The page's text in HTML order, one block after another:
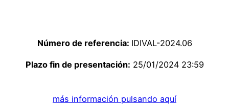
Número de referencia: IDIVAL-2024.06
Plazo fin de presentación: 25/01/2024 23:59
más información pulsando aquí